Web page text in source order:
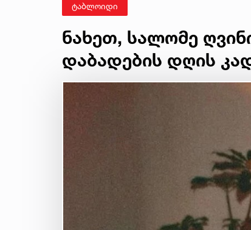
ტაბლოიდი
ნახეთ, სალომე
დაბადების დღის